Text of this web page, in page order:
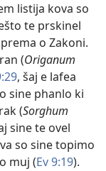
listija kova so
te prskinel
o Zakoni.
(Origanum
, šaj e lafea
sine phanlo ki
(Sorghum
sine te ovel
so sine topimo
muj (Ev 9:19).